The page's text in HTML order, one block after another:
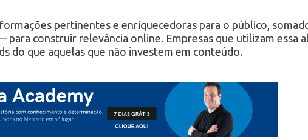
pertinentes e enriquecedoras para o público,
construir relevância online. Empresas que utilizam essa
do que aquelas que não investem em conteúdo.